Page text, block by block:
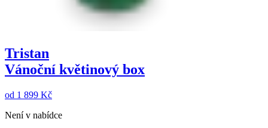
Tristan
Vánoční květinový box
od 1 899 Kč
Není v nabídce